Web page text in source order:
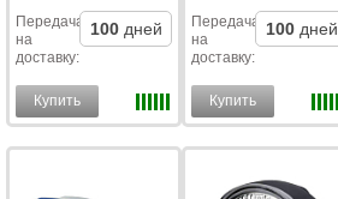
Передача
на
доставку:
100 дней
Купить
Передача
на
доставку:
100 дней
Купить